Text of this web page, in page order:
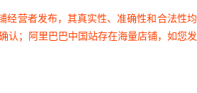
经营者发布，其真实性、准确性和合法性
认；阿里巴巴中国站存在海量店铺，如您